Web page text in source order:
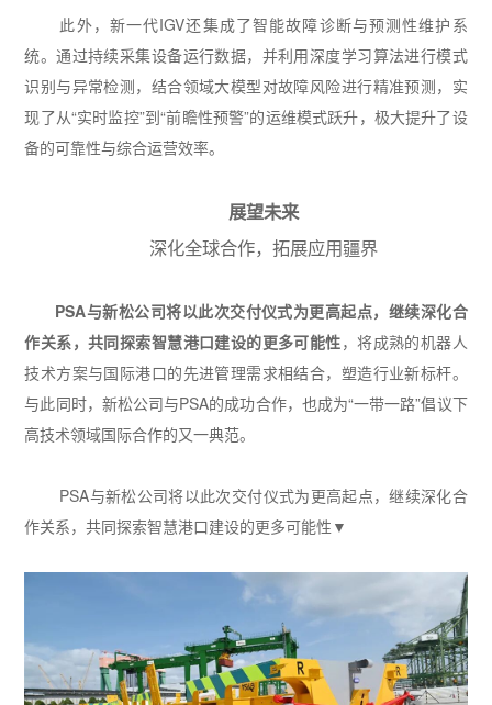
此外，新一代IGV还集成了智能故障诊断与预测性维护系
统。通过持续采集设备运行数据，并利用深度学习算法进行模式
识别与异常检测，结合领域大模型对故障风险进行精准预测，实
现了从“实时监控”到“前瞻性预警”的运维模式跃升，极大提升了设
备的可靠性与综合运营效率。
展望未来
深化全球合作，拓展应用疆界
PSA与新松公司将以此次交付仪式为更高起点，继续深化合
作关系，共同探索智慧港口建设的更多可能性，将成熟的机器人
技术方案与国际港口的先进管理需求相结合，塑造行业新标杆。
与此同时，新松公司与PSA的成功合作，也成为“一带一路”倡议下
高技术领域国际合作的又一典范。
PSA与新松公司将以此次交付仪式为更高起点，继续深化合
作关系，共同探索智慧港口建设的更多可能性▼